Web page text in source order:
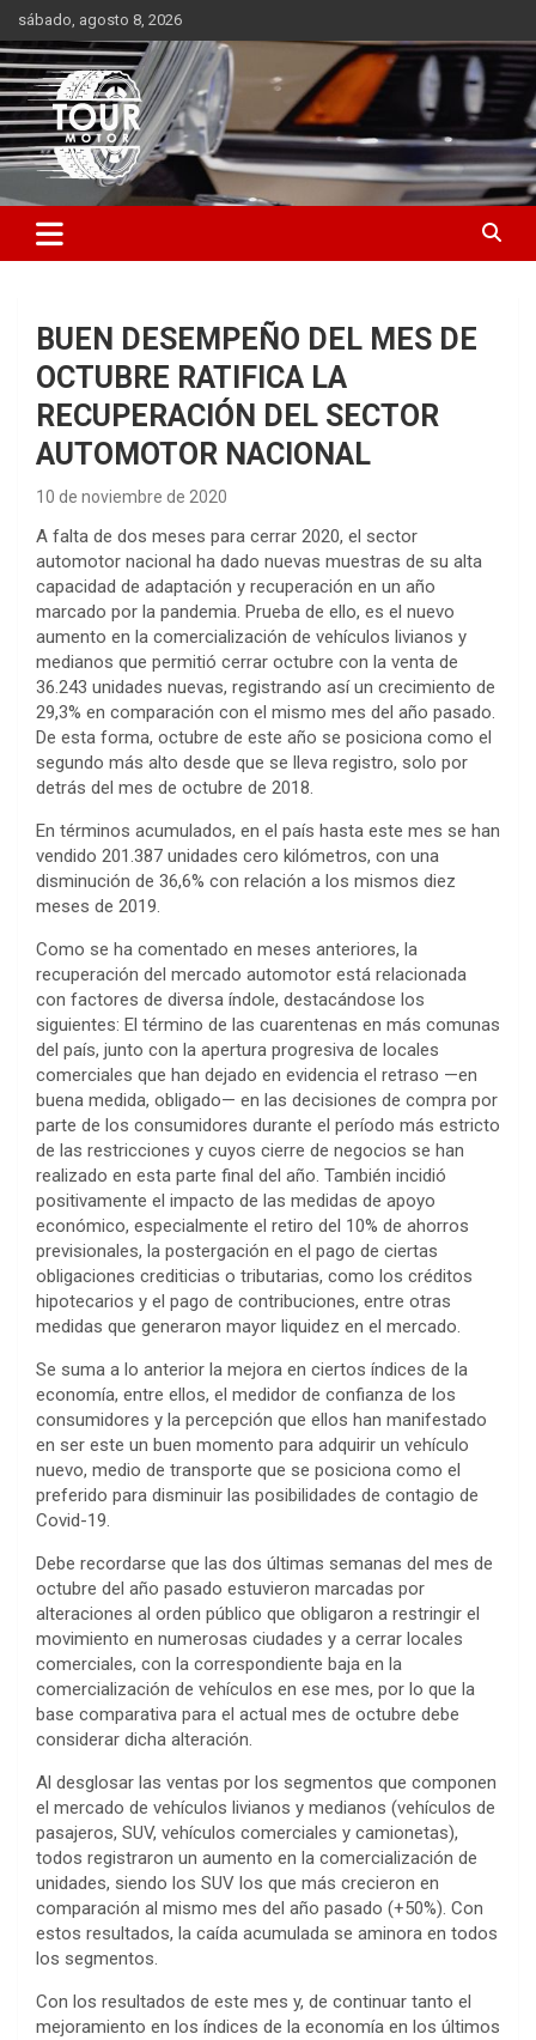
Saltar
al
contenido
sábado, agosto 8, 2026
Tour Motor
Plataforma de contenido audiovisual para el sector automotriz
BUEN DESEMPEÑO DEL MES DE
OCTUBRE RATIFICA LA
RECUPERACIÓN DEL SECTOR
AUTOMOTOR NACIONAL
10 de noviembre de 2020
A falta de dos meses para cerrar 2020, el sector
automotor nacional ha dado nuevas muestras de su alta
capacidad de adaptación y recuperación en un año
marcado por la pandemia. Prueba de ello, es el nuevo
aumento en la comercialización de vehículos livianos y
medianos que permitió cerrar octubre con la venta de
36.243 unidades nuevas, registrando así un crecimiento de
29,3% en comparación con el mismo mes del año pasado.
De esta forma, octubre de este año se posiciona como el
segundo más alto desde que se lleva registro, solo por
detrás del mes de octubre de 2018.
En términos acumulados, en el país hasta este mes se han
vendido 201.387 unidades cero kilómetros, con una
disminución de 36,6% con relación a los mismos diez
meses de 2019.
Como se ha comentado en meses anteriores, la
recuperación del mercado automotor está relacionada
con factores de diversa índole, destacándose los
siguientes: El término de las cuarentenas en más comunas
del país, junto con la apertura progresiva de locales
comerciales que han dejado en evidencia el retraso —en
buena medida, obligado— en las decisiones de compra por
parte de los consumidores durante el período más estricto
de las restricciones y cuyos cierre de negocios se han
realizado en esta parte final del año. También incidió
positivamente el impacto de las medidas de apoyo
económico, especialmente el retiro del 10% de ahorros
previsionales, la postergación en el pago de ciertas
obligaciones crediticias o tributarias, como los créditos
hipotecarios y el pago de contribuciones, entre otras
medidas que generaron mayor liquidez en el mercado.
Se suma a lo anterior la mejora en ciertos índices de la
economía, entre ellos, el medidor de confianza de los
consumidores y la percepción que ellos han manifestado
en ser este un buen momento para adquirir un vehículo
nuevo, medio de transporte que se posiciona como el
preferido para disminuir las posibilidades de contagio de
Covid-19.
Debe recordarse que las dos últimas semanas del mes de
octubre del año pasado estuvieron marcadas por
alteraciones al orden público que obligaron a restringir el
movimiento en numerosas ciudades y a cerrar locales
comerciales, con la correspondiente baja en la
comercialización de vehículos en ese mes, por lo que la
base comparativa para el actual mes de octubre debe
considerar dicha alteración.
Al desglosar las ventas por los segmentos que componen
el mercado de vehículos livianos y medianos (vehículos de
pasajeros, SUV, vehículos comerciales y camionetas),
todos registraron un aumento en la comercialización de
unidades, siendo los SUV los que más crecieron en
comparación al mismo mes del año pasado (+50%). Con
estos resultados, la caída acumulada se aminora en todos
los segmentos.
Con los resultados de este mes y, de continuar tanto el
mejoramiento en los índices de la economía en los últimos